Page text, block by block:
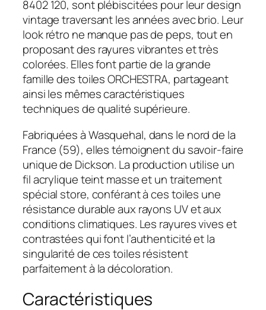
8402 120, sont plébiscitées pour leur design
vintage traversant les années avec brio. Leur
look rétro ne manque pas de peps, tout en
proposant des rayures vibrantes et très
colorées. Elles font partie de la grande
famille des toiles ORCHESTRA, partageant
ainsi les mêmes caractéristiques
techniques de qualité supérieure.
Fabriquées à Wasquehal, dans le nord de la
France (59), elles témoignent du savoir-faire
unique de Dickson. La production utilise un
fil acrylique teint masse et un traitement
spécial store, conférant à ces toiles une
résistance durable aux rayons UV et aux
conditions climatiques. Les rayures vives et
contrastées qui font l’authenticité et la
singularité de ces toiles résistent
parfaitement à la décoloration.
Caractéristiques